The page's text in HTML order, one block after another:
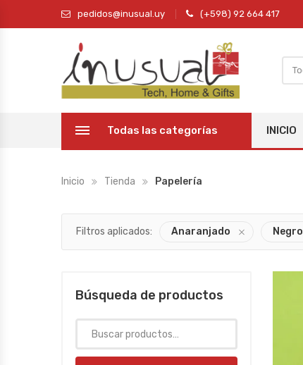
pedidos@inusual.uy (+598) 92 664 417
Todas las categorías INICIO
Inicio Tienda Papelería
Filtros aplicados: Anaranjado Negro
Búsqueda de productos